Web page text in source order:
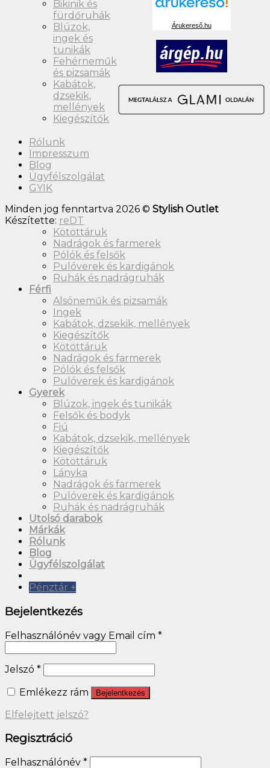
Nadrágok és farmerek
Pólók és felsők
Pulóverek és kardigánok
Gyerek
Blúzok, ingek és tunikák
Felsők és bodyk
Fiú
Kabátok, dzsekik, mellények
Kiegészítők
Kötöttáruk
Lányka
Pulóverek és kardigánok
Ruhák és nadrágruhák
Utolsó darabok
Márkák
Rólunk
Blog
Ügyfélszolgálat
Pénztár +
Bejelentkezés
Felhasználónév vagy Email cím*
Emlékezz rám
Bejelentkezés
Elfelejtett jelszó?
Regisztráció
Felhasználónév*
E-mail cím*
A jelszót e-mailben kapod majd meg.
A személyes adatokat a weboldalon történő vásárlási
élmény fenntartásához, a fiókhoz való hozzáférés
kezeléséhez és más célokra használjuk, melyeket a
Adatkezelési tájékoztatótartalmaz.
Elolvastam és elfogadom az
tájékoztatót
Regisztráció